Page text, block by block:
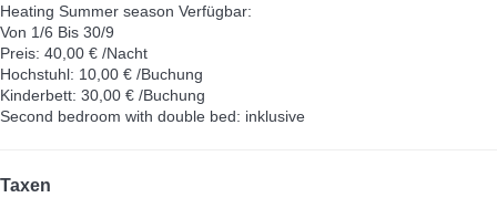
Heating Summer season Verfügbar:
Von 1/6 Bis 30/9
Preis: 40,00 € /Nacht
Hochstuhl: 10,00 € /Buchung
Kinderbett: 30,00 € /Buchung
Second bedroom with double bed: inklusive
Taxen